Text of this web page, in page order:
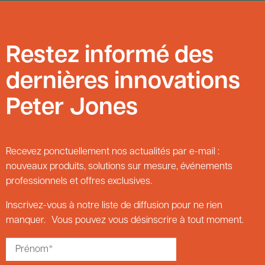
Restez informé des
dernières innovations
Peter Jones
Recevez ponctuellement nos actualités par e-mail :
nouveaux produits, solutions sur mesure, événements
professionnels et offres exclusives.
Inscrivez-vous à notre liste de diffusion pour ne rien
manquer. Vous pouvez vous désinscrire à tout moment.